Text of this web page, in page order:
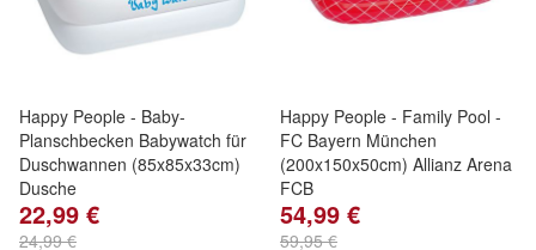
Happy People - Baby-
Planschbecken Babywatch für
Duschwannen (85x85x33cm)
Dusche
22,99 €
24,99 €
Happy People - Family Pool -
FC Bayern München
(200x150x50cm) Allianz Arena
FCB
54,99 €
59,95 €